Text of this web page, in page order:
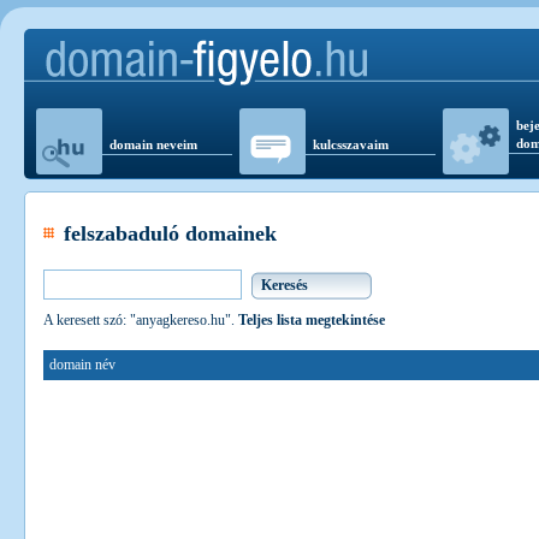
domain neveim kulcsszavaim
felszabaduló domainek
A keresett szó: "anyagkereso.hu". Teljes lista megtekintése
domain név